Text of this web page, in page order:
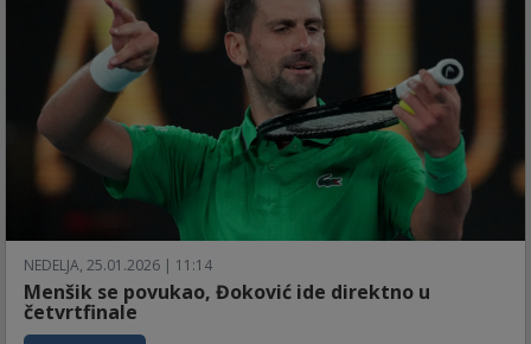
NEDELJA, 25.01.2026 | 11:14
Menšik se povukao, Đoković ide direktno u
četvrtfinale